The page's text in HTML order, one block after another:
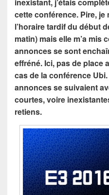
inexistant, j’étais
cette conférence. Pire, je
l’horaire tardif du début
matin) mais elle m’a mis
annonces se sont
effréné. Ici, pas de place
cas de la conférence
annonces se suivaient
courtes, voire
retiens.